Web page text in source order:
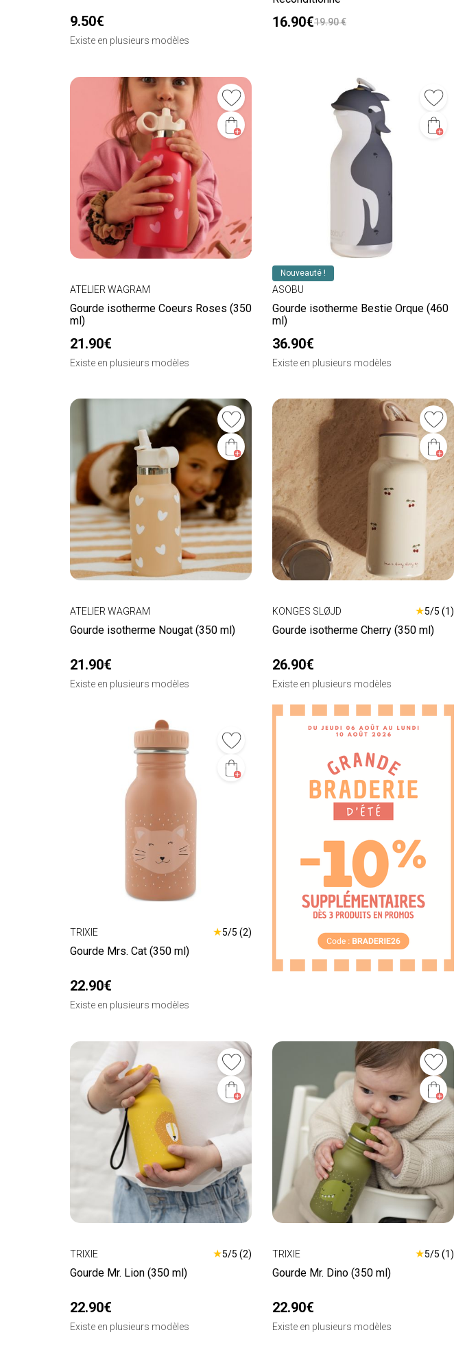
9.50€
Existe en plusieurs modèles
16.90€19.90 €
ATELIER WAGRAM
Gourde isotherme Coeurs Roses (350
ml)
21.90€
Existe en plusieurs modèles
Nouveauté !
ASOBU
Gourde isotherme Bestie Orque (460
ml)
36.90€
Existe en plusieurs modèles
ATELIER WAGRAM
Gourde isotherme Nougat (350 ml)
21.90€
Existe en plusieurs modèles
KONGES SLØJD ★5/5 (1)
Gourde isotherme Cherry (350 ml)
26.90€
Existe en plusieurs modèles
TRIXIE ★5/5 (2)
Gourde Mrs. Cat (350 ml)
22.90€
Existe en plusieurs modèles
TRIXIE ★5/5 (2)
Gourde Mr. Lion (350 ml)
22.90€
Existe en plusieurs modèles
TRIXIE ★5/5 (1)
Gourde Mr. Dino (350 ml)
22.90€
Existe en plusieurs modèles